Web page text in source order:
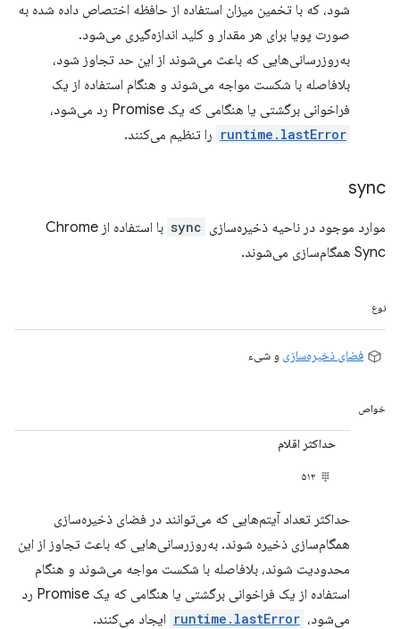
شود، که با تخمین میزان استفاده از حافظه اختصاص داده شده به
صورت پویا برای هر مقدار و کلید اندازه‌گیری می‌شود.
به‌روزرسانی‌هایی که باعث می‌شوند از این حد تجاوز شود،
بلافاصله با شکست مواجه می‌شوند و هنگام استفاده از یک
فراخوانی برگشتی یا هنگامی که یک Promise رد می‌شود،
runtime.lastError را تنظیم می‌کنند.
sync
موارد موجود در ناحیه ذخیره‌سازی sync
با استفاده از Chrome
Sync همگام‌سازی می‌شوند.
نوع
فضای ذخیره‌سازی و شیء
خواص
حداکثر اقلام
۵۱۲
حداکثر تعداد آیتم‌هایی که می‌توانند در فضای ذخیره‌سازی
همگام‌سازی ذخیره شوند. به‌روزرسانی‌هایی که باعث تجاوز از این
محدودیت شوند، بلافاصله با شکست مواجه می‌شوند و هنگام
استفاده از یک فراخوانی برگشتی یا هنگامی که یک Promise رد
می‌شود، runtime.lastError ایجاد می‌کنند.